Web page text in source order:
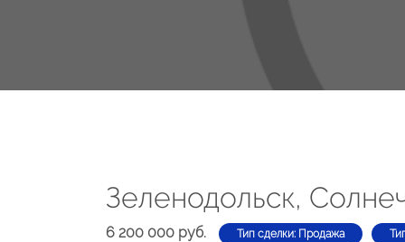
Зеленодольск,
6 200 000 руб. Тип сделки: Продажа